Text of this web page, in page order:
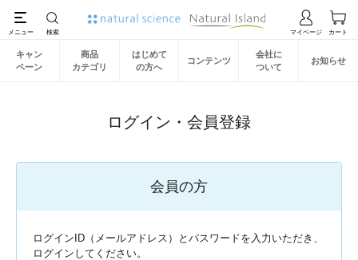
キャン
ペーン
商品
カテゴリ
はじめて
の方へ
コンテンツ
会社に
ついて
お知らせ
ログイン・会員登録
会員の方
ログインID（メールアドレス）とパスワードを入力いただき、
ログインしてください。